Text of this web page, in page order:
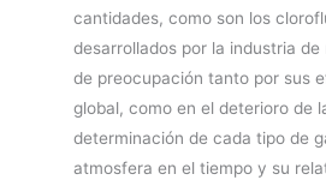
cantidades, como son los
desarrollados por la industria
de preocupación tanto por sus
global, como en el deterioro de
determinación de cada tipo de
atmosfera en el tiempo y su